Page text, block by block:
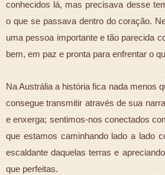
conhecidos lá, mas precisava desse
o que se passava dentro do coração.
uma pessoa importante e tão parecida
bem, em paz e pronta para enfrentar o
Na Austrália a história fica nada menos
consegue transmitir através de sua
e enxerga; sentimos-nos conectados
que estamos caminhando lado a lado
escaldante daquelas terras e
que perfeitas.